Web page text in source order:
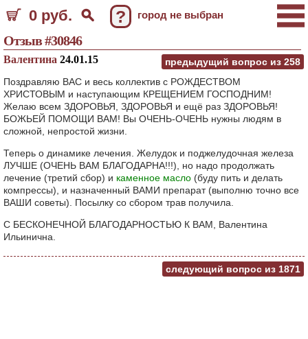
0 руб. ? город не выбран
Отзыв #30846
предыдущий вопрос из 258
Валентина 24.01.15
Поздравляю ВАС и весь коллектив с РОЖДЕСТВОМ
ХРИСТОВЫМ и наступающим КРЕЩЕНИЕМ ГОСПОДНИМ!
Желаю всем ЗДОРОВЬЯ, ЗДОРОВЬЯ и ещё раз ЗДОРОВЬЯ!
БОЖЬЕЙ ПОМОЩИ ВАМ! Вы ОЧЕНЬ-ОЧЕНЬ нужны людям в
сложной, непростой жизни.
Теперь о динамике лечения. Желудок и поджелудочная железа
ЛУЧШЕ (ОЧЕНЬ ВАМ БЛАГОДАРНА!!!), но надо продолжать
лечение (третий сбор) и каменное масло (буду пить и делать
компрессы), и назначенный ВАМИ препарат (выполню точно все
ВАШИ советы). Посылку со сбором трав получила.
С БЕСКОНЕЧНОЙ БЛАГОДАРНОСТЬЮ К ВАМ, Валентина
Ильинична.
следующий вопрос из 1871